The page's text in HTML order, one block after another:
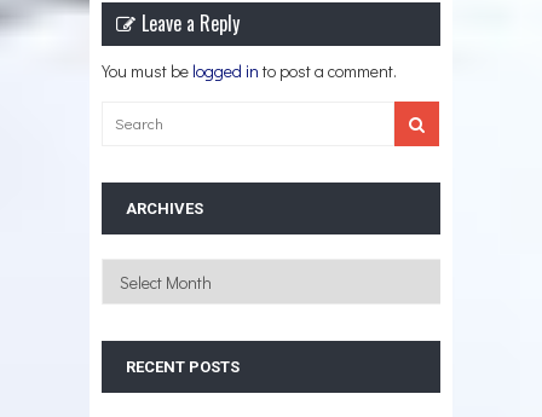
Leave a Reply
You must be logged in to post a comment.
ARCHIVES
Archives
RECENT POSTS